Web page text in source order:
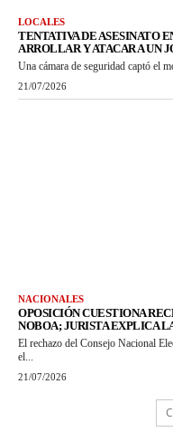
LOCALES
TENTATIVA DE ASESINATO
ARROLLAR Y ATACAR A UN
Una cámara de seguridad captó el
21/07/2026
NACIONALES
OPOSICIÓN CUESTIONA
NOBOA; JURISTA EXPLICA
El rechazo del Consejo Nacional
el...
21/07/2026